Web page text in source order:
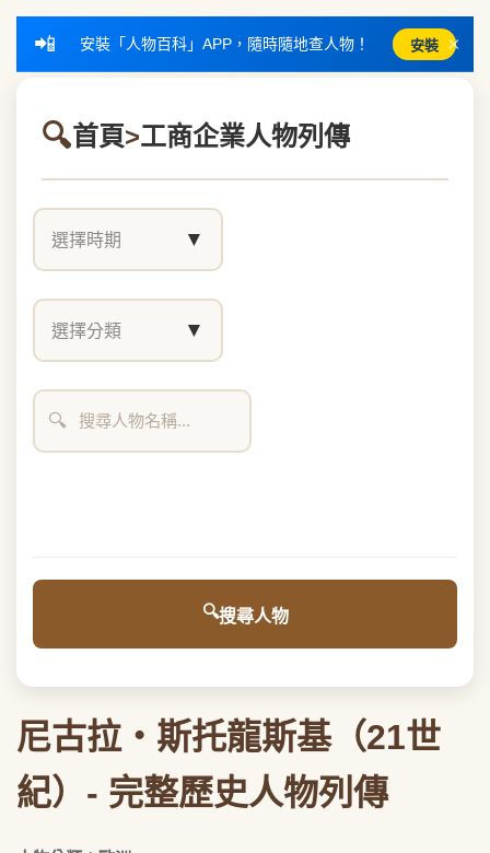
📲 安裝 ×
首頁>工商企業人物列傳
選擇時期 ▼
選擇分類 ▼
搜尋人物
尼古拉・斯托龍斯基（21世
紀）- 完整歷史人物列傳